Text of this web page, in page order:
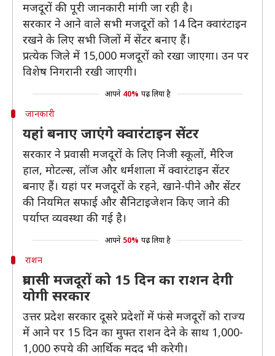
मजदूरों की पूरी जानकारी मांगी जा रही है।
सरकार ने आने वाले सभी मजदूरों को 14 दिन क्वारंटाइन
रखने के लिए सभी जिलों में सेंटर बनाए हैं।
प्रत्येक जिले में 15,000 मजदूरों को रखा जाएगा। उन पर
विशेष निगरानी रखी जाएगी।
आपने 40% पढ़ लिया है
जानकारी
यहां बनाए जाएंगे क्वारंटाइन सेंटर
सरकार ने प्रवासी मजदूरों के लिए निजी स्कूलों, मैरिज
हाल, मोटल्स, लॉज और धर्मशाला में क्वारंटाइन सेंटर
बनाए हैं। यहां पर मजदूरों के रहने, खाने-पीने और सेंटर
की नियमित सफाई और सैनिटाइजेशन किए जाने की
पर्याप्त व्यवस्था की गई है।
आपने 50% पढ़ लिया है
राशन
प्रवासी मजदूरों को 15 दिन का राशन देगी
योगी सरकार
उत्तर प्रदेश सरकार दूसरे प्रदेशों में फंसे मजदूरों को राज्य
में आने पर 15 दिन का मुफ्त राशन देने के साथ 1,000-
1,000 रुपये की आर्थिक मदद भी करेगी।